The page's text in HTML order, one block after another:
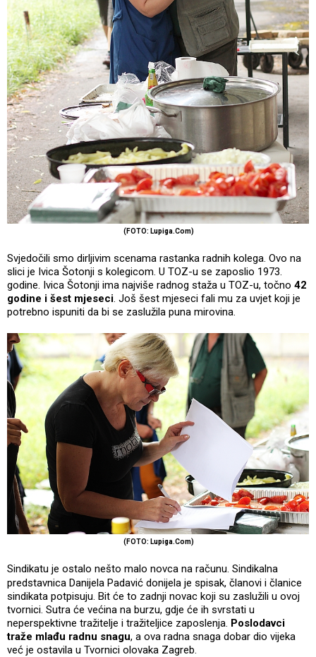
(FOTO: Lupiga.Com)
Svjedočili smo dirljivim scenama rastanka radnih kolega. Ovo na
slici je Ivica Šotonji s kolegicom. U TOZ-u se zaposlio 1973.
godine. Ivica Šotonji ima najviše radnog staža u TOZ-u, točno 42
godine i šest mjeseci . Još šest mjeseci fali mu za uvjet koji je
potrebno ispuniti da bi se zaslužila puna mirovina.
(FOTO: Lupiga.Com)
Sindikatu je ostalo nešto malo novca na računu. Sindikalna
predstavnica Danijela Padavić donijela je spisak, članovi i članice
sindikata potpisuju. Bit će to zadnji novac koji su zaslužili u ovoj
tvornici. Sutra će većina na burzu, gdje će ih svrstati u
neperspektivne tražitelje i tražiteljice zaposlenja. Poslodavci
traže mlađu radnu snagu, a ova radna snaga dobar dio vijeka
već je ostavila u Tvornici olovaka Zagreb.